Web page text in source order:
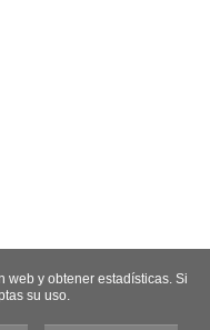
web y obtener estadísticas. Si
su uso.